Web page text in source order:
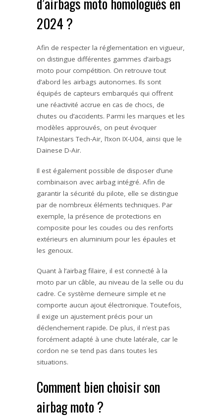
2024 ?
Afin de respecter la réglementation en vigueur,
on distingue différentes gammes d’airbags
moto pour compétition. On retrouve tout
d’abord les airbags autonomes. Ils sont
équipés de capteurs embarqués qui offrent
une réactivité accrue en cas de chocs, de
chutes ou d’accidents. Parmi les marques et les
modèles approuvés, on peut évoquer
l’Alpinestars Tech-Air, l’Ixon IX-U04, ainsi que le
Dainese D-Air.
Il est également possible de disposer d’une
combinaison avec airbag intégré. Afin de
garantir la sécurité du pilote, elle se distingue
par de nombreux éléments techniques. Par
exemple, la présence de protections en
composite pour les coudes ou des renforts
extérieurs en aluminium pour les épaules et
les genoux.
Quant à l’airbag filaire, il est connecté à la
moto par un câble, au niveau de la selle ou du
cadre. Ce système demeure simple et ne
comporte aucun ajout électronique. Toutefois,
il exige un ajustement précis pour un
déclenchement rapide. De plus, il n’est pas
forcément adapté à une chute latérale, car le
cordon ne se tend pas dans toutes les
situations.
Comment bien choisir son
airbag moto ?